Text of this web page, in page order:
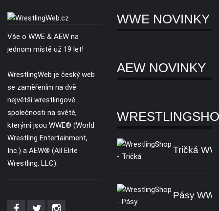
Vše o WWE & AEW na
jednom místě už 19 let!
WrestlingWeb je český web
se zaměřením na dvě
největší wrestlingové
společnosti na světě,
kterými jsou WWE® (World
Wrestling Entertainment,
Inc.) a AEW® (All Elite
Wrestling, LLC).
WWE NOVINKY
AEW NOVINKY
Tričká
Pásy